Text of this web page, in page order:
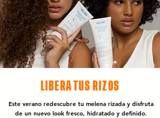
LIBERA TUS RIZOS
Este verano redescubre tu melena rizada y disfruta
de un nuevo look fresco, hidratado y definido.